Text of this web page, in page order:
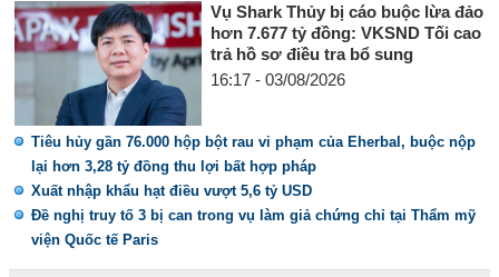
Vụ Shark Thủy bị cáo buộc lừa đảo
hơn 7.677 tỷ đồng: VKSND Tối cao
trả hồ sơ điều tra bổ sung
16:17 - 03/08/2026
Tiêu hủy gần 76.000 hộp bột rau vi phạm của Eherbal, buộc nộp
lại hơn 3,28 tỷ đồng thu lợi bất hợp pháp
Xuất nhập khẩu hạt điều vượt 5,6 tỷ USD
Đề nghị truy tố 3 bị can trong vụ làm giả chứng chỉ tại Thẩm mỹ
viện Quốc tế Paris